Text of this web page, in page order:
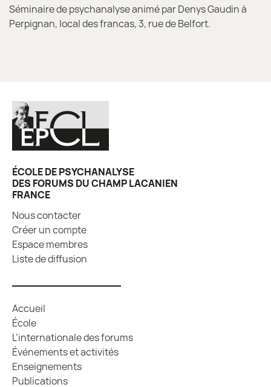
Séminaire de psychanalyse animé par Denys Gaudin à
Perpignan, local des francas, 3, rue de Belfort.
ÉCOLE DE PSYCHANALYSE
DES FORUMS DU CHAMP LACANIEN
FRANCE
Nous contacter
Créer un compte
Espace membres
Liste de diffusion
Accueil
École
L’internationale des forums
Événements et activités
Enseignements
Publications